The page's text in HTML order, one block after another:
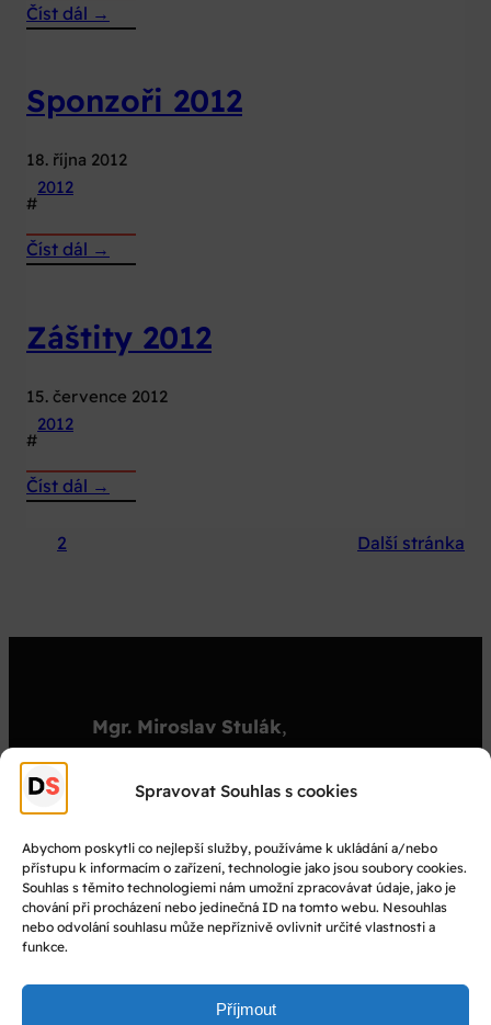
Spravovat Souhlas s cookies
Abychom poskytli co nejlepší služby, používáme k ukládání a/nebo
přístupu k informacím o zařízení, technologie jako jsou soubory cookies.
Souhlas s těmito technologiemi nám umožní zpracovávat údaje, jako je
chování při procházení nebo jedinečná ID na tomto webu. Nesouhlas
nebo odvolání souhlasu může nepříznivě ovlivnit určité vlastnosti a
funkce.
Příjmout
Číst dál →
2012
Sponzoři 2012
18. října 2012
#
2012
Číst dál →
Záštity 2012
15. července 2012
#
2012
Číst dál →
2 Další stránka
Mgr. Miroslav Stulák,
stulak@dejepisnasoutez.cz
© Dějepisná soutěž 2025
Facebook
YouTube